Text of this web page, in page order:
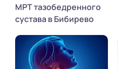
МРТ тазобедренного
сустава в Бибирево